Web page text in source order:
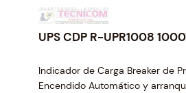
UPS CDP R-UPR1008
Indicador de Carga Breaker de
Encendido Automático y